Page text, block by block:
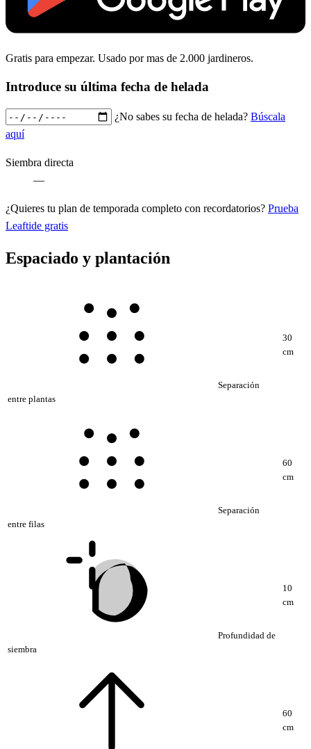
Gratis para empezar. Usado por mas de 2.000 jardineros.
Introduce su última fecha de helada
¿No sabes su fecha de helada? Búscala
aquí
Siembra directa
—
¿Quieres tu plan de temporada completo con recordatorios? Prueba
Leaftide gratis
Espaciado y plantación
Separación
entre plantas
30
cm
Separación
entre filas
60
cm
Profundidad de
siembra
10
cm
60
cm